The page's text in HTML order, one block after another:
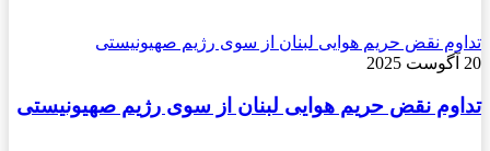
تداوم نقض حریم هوایی لبنان از سوی رژیم صهیونیستی
20 آگوست 2025
تداوم نقض حریم هوایی لبنان از سوی رژیم صهیونیستی